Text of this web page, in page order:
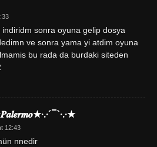
sonra oyuna gelip dosya
ve sonra yama yi atdim oyuna
bu rada da burdaki siteden
12:43
nnedir